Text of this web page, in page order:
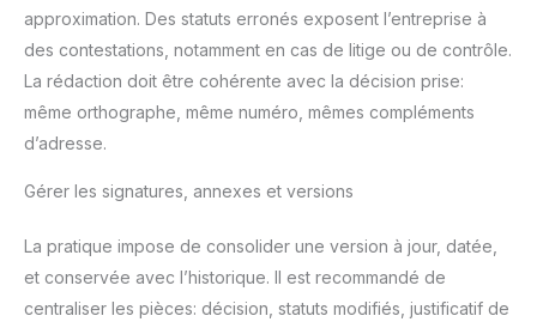
approximation. Des statuts erronés exposent l’entreprise à
des contestations, notamment en cas de litige ou de contrôle.
La rédaction doit être cohérente avec la décision prise:
même orthographe, même numéro, mêmes compléments
d’adresse.
Gérer les signatures, annexes et versions
La pratique impose de consolider une version à jour, datée,
et conservée avec l’historique. Il est recommandé de
centraliser les pièces: décision, statuts modifiés, justificatif de